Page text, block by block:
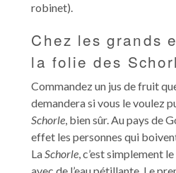
robinet).
Chez les grands
la folie des
Commandez un jus de fruit
demandera si vous le voulez
Schorle, bien sûr. Au pays de
effet les personnes qui
LaSchorle, c’est simplement